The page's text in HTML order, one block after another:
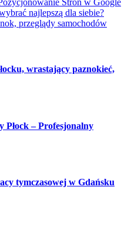
najlepszą dla siebie?
przeglądy samochodów
wrastający paznokieć,
Płock – Profesjonalny
tymczasowej w Gdańsku